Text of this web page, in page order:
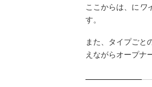
ここからは、に ワ
す。
また、タイプごと
えながらオープナ